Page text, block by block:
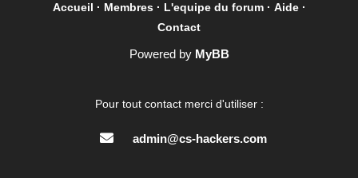
Accueil · Membres· L'equipe du forum· Aide·
Contact
Powered by MyBB
Pour tout contact merci d'utiliser :
admin@cs-hackers.com